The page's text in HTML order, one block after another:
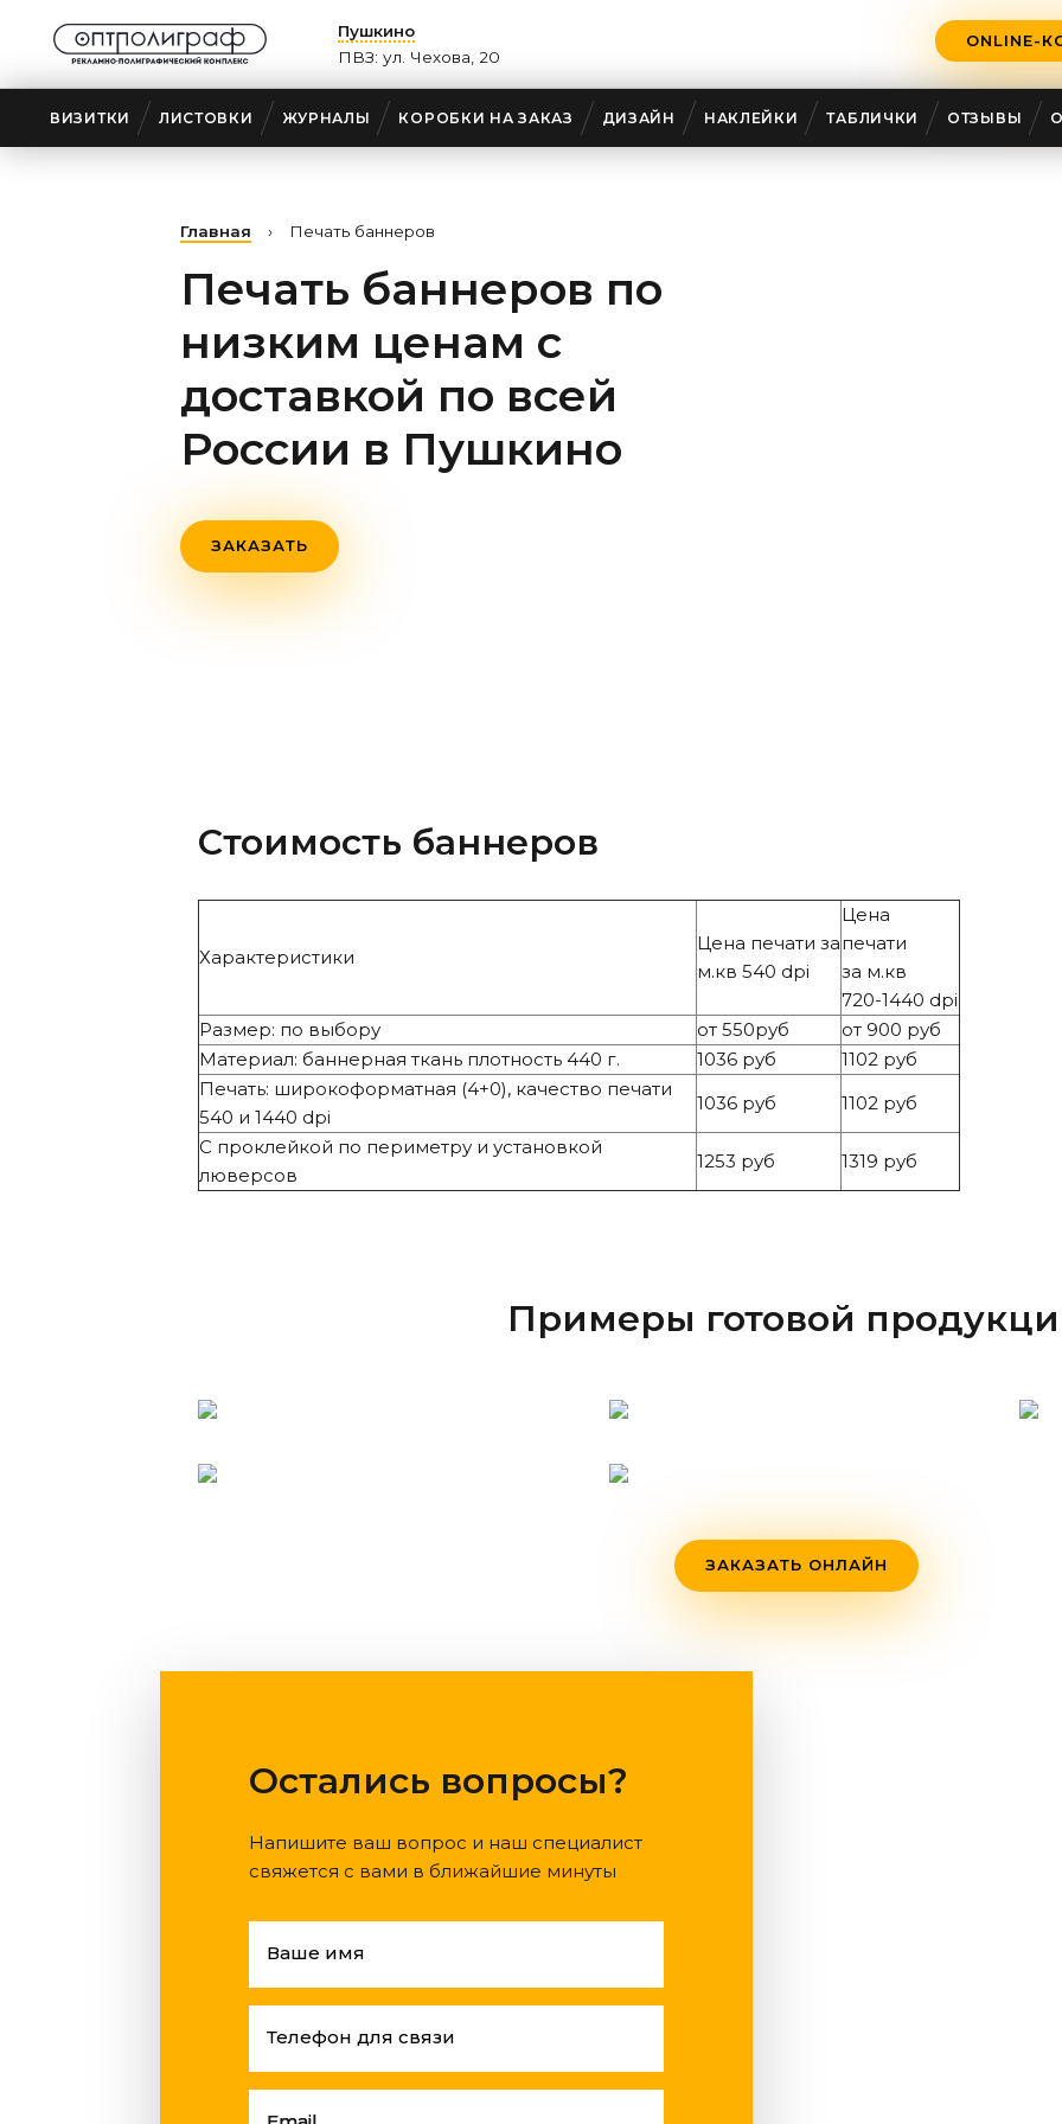
Пушкино
ПВЗ: ул. Чехова, 20
ONLINE-
ВИЗИТКИ ЛИСТОВКИ ЖУРНАЛЫ КОРОБКИ НА ЗАКАЗ ДИЗАЙН НАКЛЕЙКИ ТАБЛИЧКИ ОТЗЫВЫ
Главная › Печать баннеров
Печать баннеров по
низким ценам с
доставкой по всей
России в Пушкино
ЗАКАЗАТЬ
Стоимость баннеров
Характеристики
Цена печати за
м.кв 540 dpi
Цена
печати
за м.кв
720-1440 dpi
Размер: по выбору
от 550руб
от 900 руб
Материал: баннерная ткань плотность 440 г.
1036 руб
1102 руб
Печать: широкоформатная (4+0), качество печати
540 и 1440 dpi
1036 руб
1102 руб
С проклейкой по периметру и установкой
люверсов
1253 руб 1319 руб
Примеры готовой
ЗАКАЗАТЬ ОНЛАЙН
Остались вопросы?
Напишите ваш вопрос и наш специалист
свяжется с вами в ближайшие минуты
Ваше имя
Телефон для связи